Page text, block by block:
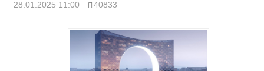
28.01.2025 11:00 40833